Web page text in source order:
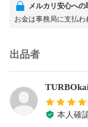
メルカリ安心への
お金は事務局に支払
出品者
本人確